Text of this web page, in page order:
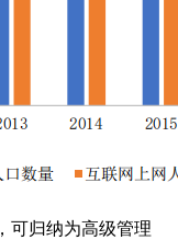
归纳为高级管理